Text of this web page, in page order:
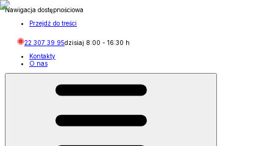
Nawigacja dostępnościowa
Przejdź do treści
22 307 39 95dzisiaj 8:00 - 16:30 h
Kontakty
O nas